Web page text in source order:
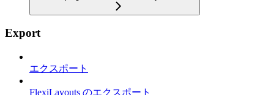
Export
エクスポート
FlexiLayouts のエクスポート